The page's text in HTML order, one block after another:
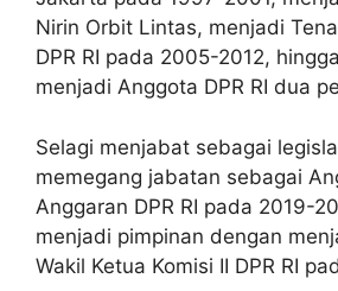
Nirin Orbit Lintas, menjadi
DPR RI pada 2005-2012,
menjadi Anggota DPR RI dua
Selagi menjabat sebagai
memegang jabatan sebagai
Anggaran DPR RI pada 2019-
menjadi pimpinan dengan
Wakil Ketua Komisi II DPR RI